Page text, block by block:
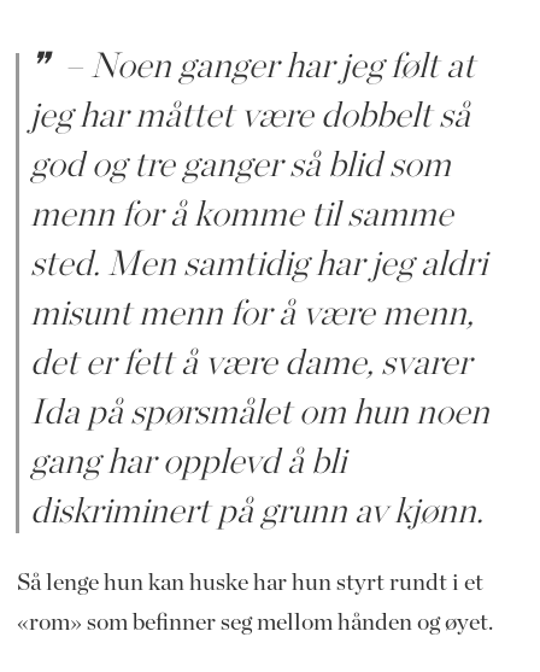
– Noen ganger har jeg følt at
jeg har måttet være dobbelt så
god og tre ganger så blid som
menn for å komme til samme
sted. Men samtidig har jeg aldri
misunt menn for å være menn,
det er fett å være dame, svarer
Ida på spørsmålet om hun noen
gang har opplevd å bli
diskriminert på grunn av kjønn.
Så lenge hun kan huske har hun styrt rundt i et
«rom» som befinner seg mellom hånden og øyet.